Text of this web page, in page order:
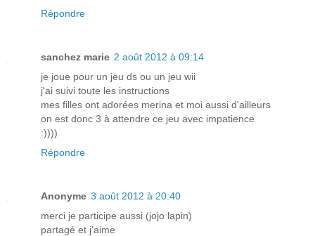
Répondre
sanchez marie 2 août 2012 à 09:14
je joue pour un jeu ds ou un jeu wii
j'ai suivi toute les instructions
mes filles ont adorées merina et moi aussi d'ailleurs
on est donc 3 à attendre ce jeu avec impatience
:))))
Répondre
Anonyme 3 août 2012 à 20:40
merci je participe aussi (jojo lapin)
partagé et j'aime